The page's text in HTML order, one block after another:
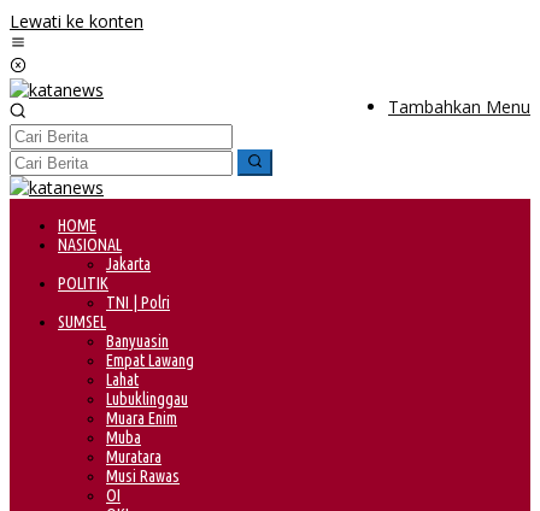
Lewati ke konten
Tambahkan Menu
HOME
NASIONAL
Jakarta
POLITIK
TNI | Polri
SUMSEL
Banyuasin
Empat Lawang
Lahat
Lubuklinggau
Muara Enim
Muba
Muratara
Musi Rawas
OI